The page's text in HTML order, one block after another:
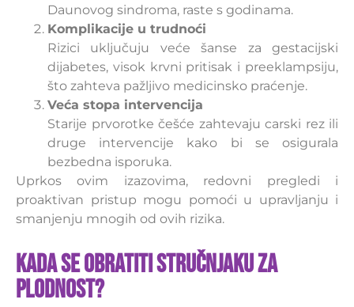
Daunovog sindroma, raste s godinama.
Komplikacije u trudnoći
Rizici uključuju veće šanse za gestacijski
dijabetes, visok krvni pritisak i preeklampsiju,
što zahteva pažljivo medicinsko praćenje.
Veća stopa intervencija
Starije prvorotke češće zahtevaju carski rez ili
druge intervencije kako bi se osigurala
bezbedna isporuka.
Uprkos ovim izazovima, redovni pregledi i
proaktivan pristup mogu pomoći u upravljanju i
smanjenju mnogih od ovih rizika.
Kada se obratiti stručnjaku za
plodnost?